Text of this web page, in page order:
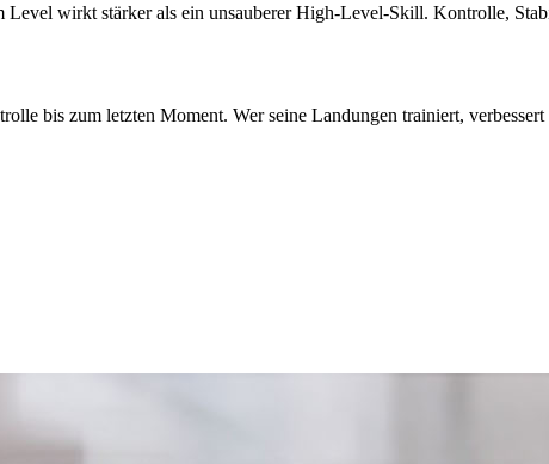
wirkt stärker als ein unsauberer High-Level-Skill. Kontrolle,
bis zum letzten Moment. Wer seine Landungen trainiert,